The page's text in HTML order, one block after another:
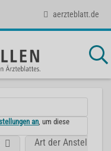
aerzteblatt.de
an , um diese
Art der Anstellung